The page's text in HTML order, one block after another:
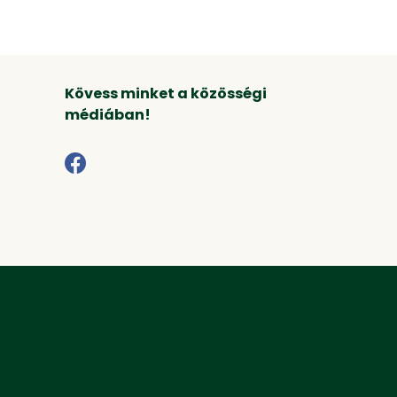
Kövess minket a közösségi
médiában!